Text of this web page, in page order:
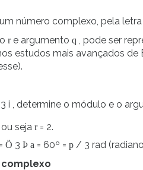
número complexo, pela
re argumento q , pode ser
estudos mais avançados de
3 i , determine o módulo e o
ou seja r= 2.
Ö 3 Þ a = 60º = p / 3 rad
complexo